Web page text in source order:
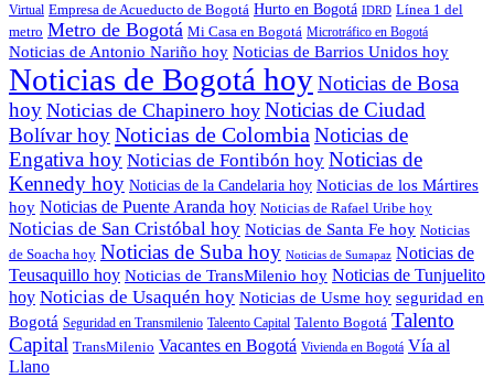
Virtual Empresa de Acueducto de Bogotá Hurto en Bogotá IDRD Línea 1 del
metro Metro de Bogotá Mi Casa en Bogotá Microtráfico en Bogotá
Noticias de Antonio Nariño hoy Noticias de Barrios Unidos hoy
Noticias de Bogotá hoyNoticias de Bosa
hoy Noticias de Chapinero hoy Noticias de Ciudad
Bolívar hoyNoticias de Colombia Noticias de
Engativa hoy Noticias de Fontibón hoy Noticias de
Kennedy hoy Noticias de la Candelaria hoy Noticias de los Mártires
hoy Noticias de Puente Aranda hoy Noticias de Rafael Uribe hoy
Noticias de San Cristóbal hoy Noticias de Santa Fe hoy Noticias
de Soacha hoy Noticias de Suba hoy Noticias de Sumapaz Noticias de
Teusaquillo hoy Noticias de TransMilenio hoy Noticias de Tunjuelito
hoy Noticias de Usaquén hoy Noticias de Usme hoy seguridad en
Bogotá Seguridad en Transmilenio Taleento Capital Talento Bogotá Talento
Capital TransMilenio Vacantes en Bogotá Vivienda en Bogotá Vía al
Llano